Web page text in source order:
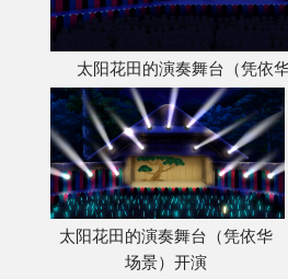
太阳花田的演奏舞台（凭依
太阳花田的演奏舞台（凭依华
场景）开演